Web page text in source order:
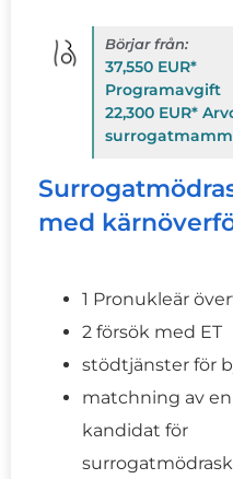
Börjar från:
37,550 EUR*
Programavgift
22,300 EUR*
med
1 Pronukleär
2 försök med ET
stödtjänster för
matchning av en
kandidat för